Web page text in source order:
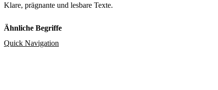
Klare, prägnante und lesbare Texte.
Ähnliche Begriffe
Quick Navigation